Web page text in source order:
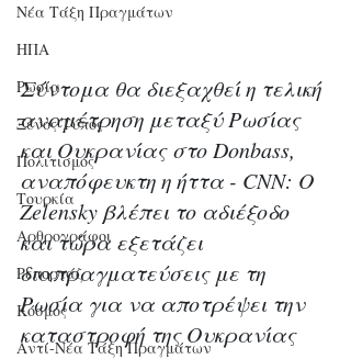
Νέα Τάξη Πραγμάτων
ΗΠΑ
Ρωσία
Ξένος Τύπος
Πολιτισμός
Τουρκία
Αρθρογράφοι
Ρεπορτάζ
Κόσμος
Αντί-Νέα Τάξη Πραγμάτων
Σύντομα θα διεξαχθεί η τελική
αναμέτρηση μεταξύ Ρωσίας
και Ουκρανίας στο Donbass,
αναπόφευκτη η ήττα - CNN: Ο
Zelensky βλέπει το αδιέξοδο
και τώρα εξετάζει
διαπραγματεύσεις με τη
Ρωσία για να αποτρέψει την
καταστροφή της Ουκρανίας